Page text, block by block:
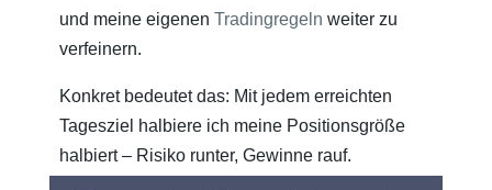
und meine eigenen Tradingregeln weiter zu
verfeinern.
Konkret bedeutet das: Mit jedem erreichten
Tagesziel halbiere ich meine Positionsgröße
halbiert – Risiko runter, Gewinne rauf.